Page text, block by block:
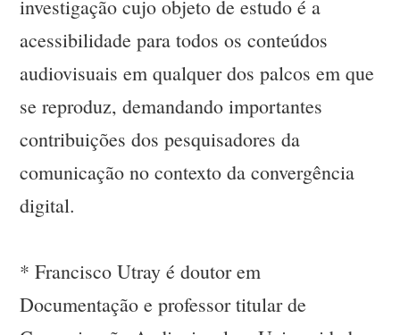
investigação cujo objeto de estudo é a
acessibilidade para todos os conteúdos
audiovisuais em qualquer dos palcos em que
se reproduz, demandando importantes
contribuições dos pesquisadores da
comunicação no contexto da convergência
digital.
* Francisco Utray é doutor em
Documentação e professor titular de